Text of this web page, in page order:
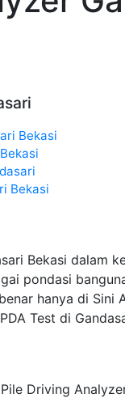
Bekasi
Bekasi
Bekasi dalam
pondasi
hanya di Sini
Test di
Driving